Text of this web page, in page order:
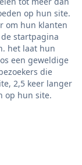
op hun site.
om hun klanten
startpagina
het laat hun
een geweldige
die
2,5 keer langer
op hun site.